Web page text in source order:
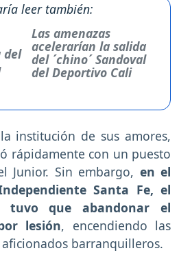
leer también:
Las amenazas
acelerarían la salida
del ´chino´ Sandoval
del Deportivo Cali
institución de sus amores,
rápidamente con un puesto
Junior. Sin embargo, en el
Santa Fe, el
tuvo que abandonar el
lesión, encendiendo las
barranquilleros.